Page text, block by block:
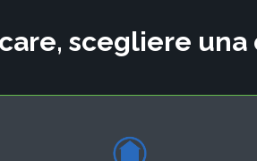
scegliere una